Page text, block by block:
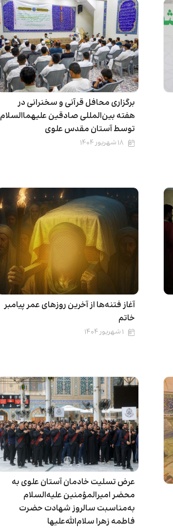
برگزاری محافل قرآنی و سخنرانی در
هفته بین‌المللی صادقین علیهماالسلام
توسط آستان مقدس علوی
۱۸ شهریور ۱۴۰۴
آغاز فتنه‌ها از آخرین روزهای عمر پیامبر
خاتم
۱ شهریور ۱۴۰۴
عرض تسلیت خادمان آستان علوی به
محضر امیرالمؤمنین علیه‌السلام
به‌مناسبت سالروز شهادت حضرت
فاطمه زهرا سلام‌الله‌علیها